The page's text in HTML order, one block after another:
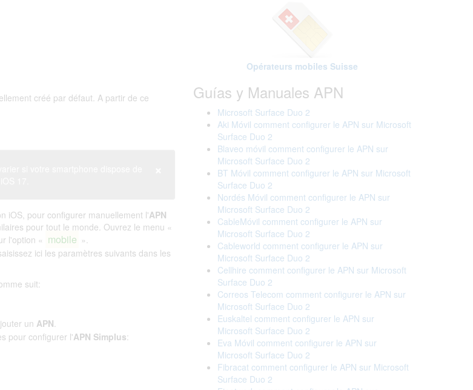
créé par défaut. A partir de ce
iOS, pour configurer manuellement l'APN
pour tout le monde. Ouvrez le menu «
l'option « mobile ».
ici les paramètres suivants dans les
suit:
un APN.
pour configurer l'APN Simplus:
Opérateurs mobiles Suisse
Guías y Manuales APN
Microsoft Surface Duo 2
Aki Móvil comment configurer le APN sur Microsoft
Surface Duo 2
Blaveo móvil comment configurer le APN sur
Microsoft Surface Duo 2
BT Móvil comment configurer le APN sur Microsoft
Surface Duo 2
Nordés Móvil comment configurer le APN sur
Microsoft Surface Duo 2
CableMóvil comment configurer le APN sur
Microsoft Surface Duo 2
Cableworld comment configurer le APN sur
Microsoft Surface Duo 2
Cellhire comment configurer le APN sur Microsoft
Surface Duo 2
Correos Telecom comment configurer le APN sur
Microsoft Surface Duo 2
Euskaltel comment configurer le APN sur
Microsoft Surface Duo 2
Eva Móvil comment configurer le APN sur
Microsoft Surface Duo 2
Fibracat comment configurer le APN sur Microsoft
Surface Duo 2